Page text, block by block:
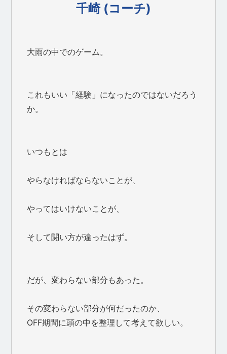
千崎 (コーチ)
大雨の中でのゲーム。
これもいい「経験」になったのではないだろう
か。
いつもとは
やらなければならないことが、
やってはいけないことが、
そして闘い方が違ったはず。
だが、変わらない部分もあった。
その変わらない部分が何だったのか、
OFF期間に頭の中を整理して考えて欲しい。